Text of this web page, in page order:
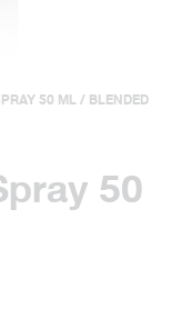
50 ML / BLENDED
50